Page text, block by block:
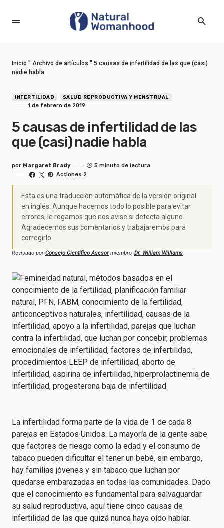
Inicio " Archivo de artículos " 5 causas de infertilidad de las que (casi)
nadie habla
INFERTILIDAD SALUD REPRODUCTIVA Y MENSTRUAL
1 de febrero de 2019
5 causas de infertilidad de las
que (casi) nadie habla
por Margaret Brady
5 minuto de lectura
Acciones 2
Esta es una traducción automática de la versión original
en inglés. Aunque hacemos todo lo posible para evitar
errores, le rogamos que nos avise si detecta alguno.
Agradecemos sus comentarios y trabajaremos para
corregirlo.
Revisado por Consejo Científico Asesormiembro, Dr. William Williams
La infertilidad forma parte de la vida de 1 de cada 8
parejas en Estados Unidos. La mayoría de la gente sabe
que factores de riesgo como la edad y el consumo de
tabaco pueden dificultar el tener un bebé, sin embargo,
hay familias jóvenes y sin tabaco que luchan por
quedarse embarazadas en todas las comunidades. Dado
que el conocimiento es fundamental para salvaguardar
su salud reproductiva, aquí tiene cinco causas de
infertilidad de las que quizá nunca haya oído hablar.